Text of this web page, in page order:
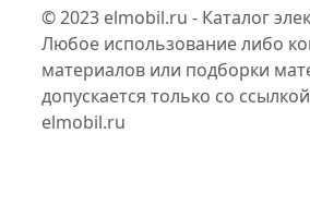
© 2023 elmobil.ru - Каталог
Любое использование либо
материалов или подборки
допускается только со
elmobil.ru